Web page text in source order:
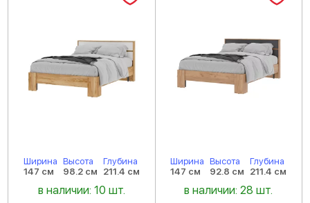
Ширина
147 см
Высота
98.2 см
Глубина
211.4 см
в наличии: 10 шт.
Ширина
147 см
Высота
92.8 см
Глубина
211.4 см
в наличии: 28 шт.